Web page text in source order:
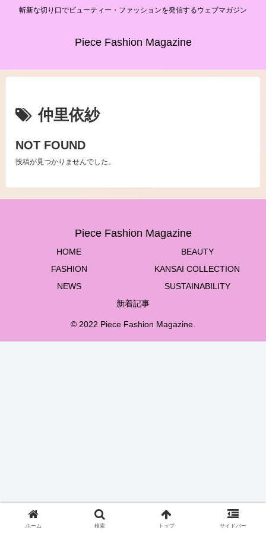
斬新な切り口でビューティー・ファッションを発信するウェブマガジン
Piece Fashion Magazine
仲里依紗
NOT FOUND
投稿が見つかりませんでした。
Piece Fashion Magazine
HOME
BEAUTY
FASHION
KANSAI COLLECTION
NEWS
SUSTAINABILITY
新着記事
© 2022 Piece Fashion Magazine.
ホーム 検索 トップ サイドバー